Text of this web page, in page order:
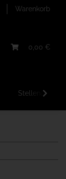
Warenkorb
0,00 €